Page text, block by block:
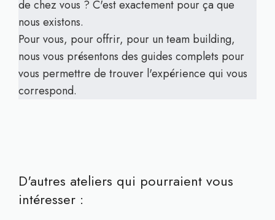
de chez vous ? C'est exactement pour ça que
nous existons.
Pour vous, pour offrir, pour un team building,
nous vous présentons des guides complets pour
vous permettre de trouver l'expérience qui vous
correspond.
D'autres ateliers qui pourraient vous
intéresser :